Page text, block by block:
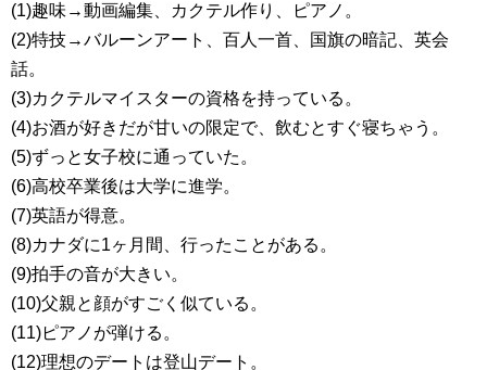
(1)趣味→動画編集、カクテル作り、ピアノ。
(2)特技→バルーンアート、百人一首、国旗の暗記、英会
話。
(3)カクテルマイスターの資格を持っている。
(4)お酒が好きだが甘いの限定で、飲むとすぐ寝ちゃう。
(5)ずっと女子校に通っていた。
(6)高校卒業後は大学に進学。
(7)英語が得意。
(8)カナダに1ヶ月間、行ったことがある。
(9)拍手の音が大きい。
(10)父親と顔がすごく似ている。
(11)ピアノが弾ける。
(12)理想のデートは登山デート。